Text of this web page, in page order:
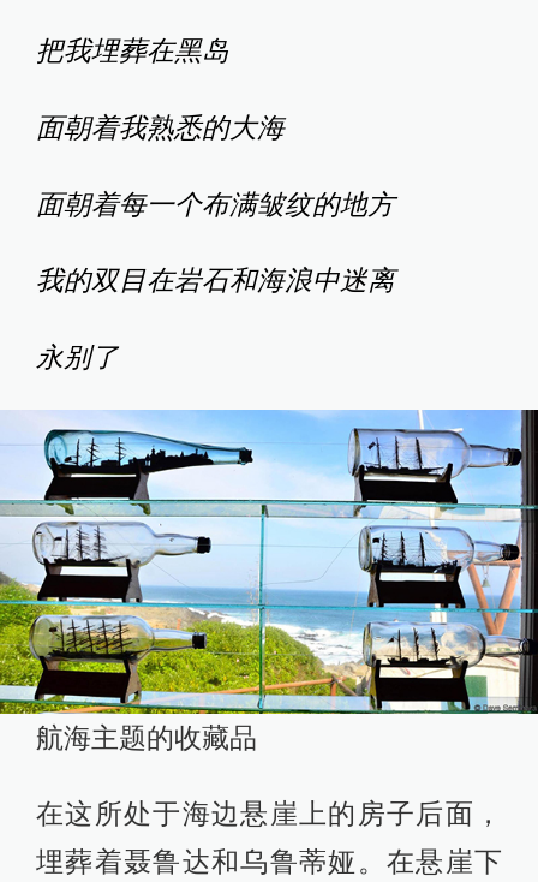
把我埋葬在黑岛
面朝着我熟悉的大海
面朝着每一个布满皱纹的地方
我的双目在岩石和海浪中迷离
永别了
航海主题的收藏品
在这所处于海边悬崖上的房子后面，
埋葬着聂鲁达和乌鲁蒂娅。在悬崖下